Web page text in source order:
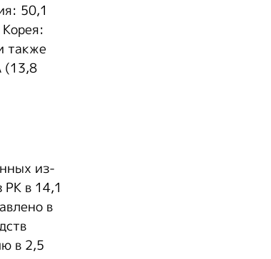
50,1
также
(13,8
из-
в 14,1
в
в 2,5